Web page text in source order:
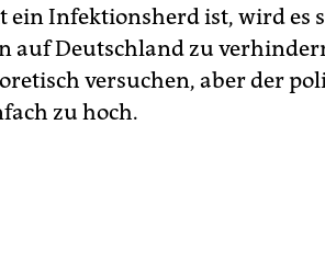
ein Infektionsherd ist, wird es
auf Deutschland zu
versuchen, aber der
zu hoch.